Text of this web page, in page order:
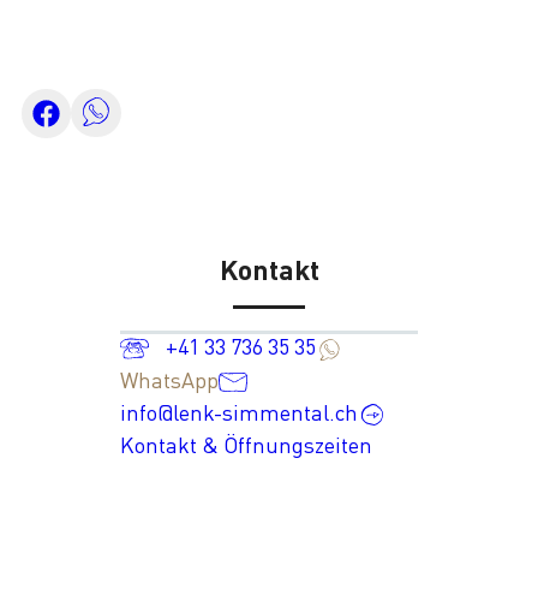
Kontakt
+41 33 736 35 35
WhatsApp
info@lenk-simmental.ch
Kontakt & Öffnungszeiten